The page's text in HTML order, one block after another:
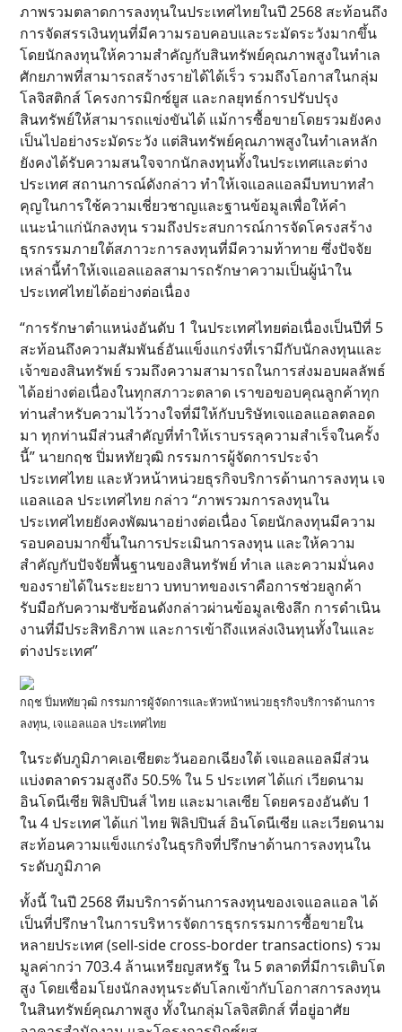
ภาพรวมตลาดการลงทุนในประเทศไทยในปี 2568 สะท้อนถึง
การจัดสรรเงินทุนที่มีความรอบคอบและระมัดระวังมากขึ้น
โดยนักลงทุนให้ความสำคัญกับสินทรัพย์คุณภาพสูงในทำเล
ศักยภาพที่สามารถสร้างรายได้ได้เร็ว รวมถึงโอกาสในกลุ่ม
โลจิสติกส์ โครงการมิกซ์ยูส และกลยุทธ์การปรับปรุง
สินทรัพย์ให้สามารถแข่งขันได้ แม้การซื้อขายโดยรวมยังคง
เป็นไปอย่างระมัดระวัง แต่สินทรัพย์คุณภาพสูงในทำเลหลัก
ยังคงได้รับความสนใจจากนักลงทุนทั้งในประเทศและต่าง
ประเทศ สถานการณ์ดังกล่าว ทำให้เจแอลแอลมีบทบาทสำ
คุญในการใช้ความเชี่ยวชาญและฐานข้อมูลเพื่อให้คำ
แนะนำแก่นักลงทุน รวมถึงประสบการณ์การจัดโครงสร้าง
ธุรกรรมภายใต้สภาวะการลงทุนที่มีความท้าทาย ซึ่งปัจจัย
เหล่านี้ทำให้เจแอลแอลสามารถรักษาความเป็นผู้นำใน
ประเทศไทยได้อย่างต่อเนื่อง
“การรักษาตำแหน่งอันดับ 1 ในประเทศไทยต่อเนื่องเป็นปีที่ 5
สะท้อนถึงความสัมพันธ์อันแข็งแกร่งที่เรามีกับนักลงทุนและ
เจ้าของสินทรัพย์ รวมถึงความสามารถในการส่งมอบผลลัพธ์
ได้อย่างต่อเนื่องในทุกสภาวะตลาด เราขอขอบคุณลูกค้าทุก
ท่านสำหรับความไว้วางใจที่มีให้กับบริษัทเจแอลแอลตลอด
มา ทุกท่านมีส่วนสำคัญที่ทำให้เราบรรลุความสำเร็จในครั้ง
นี้” นายกฤช ปิ่มหทัยวุฒิ กรรมการผู้จัดการประจำ
ประเทศไทย และหัวหน้าหน่วยธุรกิจบริการด้านการลงทุน เจ
แอลแอล ประเทศไทย กล่าว “ภาพรวมการลงทุนใน
ประเทศไทยยังคงพัฒนาอย่างต่อเนื่อง โดยนักลงทุนมีความ
รอบคอบมากขึ้นในการประเมินการลงทุน และให้ความ
สำคัญกับปัจจัยพื้นฐานของสินทรัพย์ ทำเล และความมั่นคง
ของรายได้ในระยะยาว บทบาทของเราคือการช่วยลูกค้า
รับมือกับความซับซ้อนดังกล่าวผ่านข้อมูลเชิงลึก การดำเนิน
งานที่มีประสิทธิภาพ และการเข้าถึงแหล่งเงินทุนทั้งในและ
ต่างประเทศ”
กฤช ปิ่มหทัยวุฒิ กรรมการผู้จัดการและหัวหน้าหน่วยธุรกิจบริการด้านการ
ลงทุน, เจแอลแอล ประเทศไทย
ในระดับภูมิภาคเอเชียตะวันออกเฉียงใต้ เจแอลแอลมีส่วน
แบ่งตลาดรวมสูงถึง 50.5% ใน 5 ประเทศ ได้แก่ เวียดนาม
อินโดนีเซีย ฟิลิปปินส์ ไทย และมาเลเซีย โดยครองอันดับ 1
ใน 4 ประเทศ ได้แก่ ไทย ฟิลิปปินส์ อินโดนีเซีย และเวียดนาม
สะท้อนความแข็งแกร่งในธุรกิจที่ปรึกษาด้านการลงทุนใน
ระดับภูมิภาค
ทั้งนี้ ในปี 2568 ทีมบริการด้านการลงทุนของเจแอลแอล ได้
เป็นที่ปรึกษาในการบริหารจัดการธุรกรรมการซื้อขายใน
หลายประเทศ (sell-side cross-border transactions) รวม
มูลค่ากว่า 703.4 ล้านเหรียญสหรัฐ ใน 5 ตลาดที่มีการเติบโต
สูง โดยเชื่อมโยงนักลงทุนระดับโลกเข้ากับโอกาสการลงทุน
ในสินทรัพย์คุณภาพสูง ทั้งในกลุ่มโลจิสติกส์ ที่อยู่อาศัย